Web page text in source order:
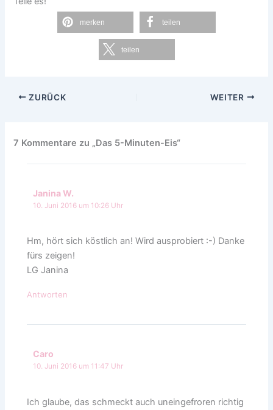
merken teilen
teilen
ZURÜCK WEITER
7 Kommentare zu „Das 5-Minuten-Eis“
Janina W.
10. Juni 2016 um 10:26 Uhr
Hm, hört sich köstlich an! Wird ausprobiert :-) Danke
fürs zeigen!
LG Janina
Antworten
Caro
10. Juni 2016 um 11:47 Uhr
Ich glaube, das schmeckt auch uneingefroren richtig